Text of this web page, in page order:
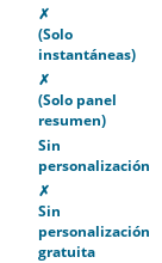
✗
(Solo
instantáneas)
✗
(Solo panel
resumen)
Sin
personalización
✗
Sin
personalización
gratuita